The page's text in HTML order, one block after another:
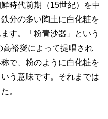
時代前期（15世紀）を中
分の多い陶土に白化粧を
す。「粉青沙器」という
裕燮によって提唱され
で、粉のように白化粧を
う意味です。それまでは
。